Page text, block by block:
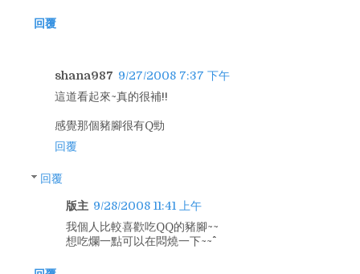
回覆
shana987 9/27/2008 7:37 下午
這道看起來~真的很補!!
感覺那個豬腳很有Q勁
回覆
回覆
版主 9/28/2008 11:41 上午
我個人比較喜歡吃QQ的豬腳~~
想吃爛一點可以在悶燒一下~~^^